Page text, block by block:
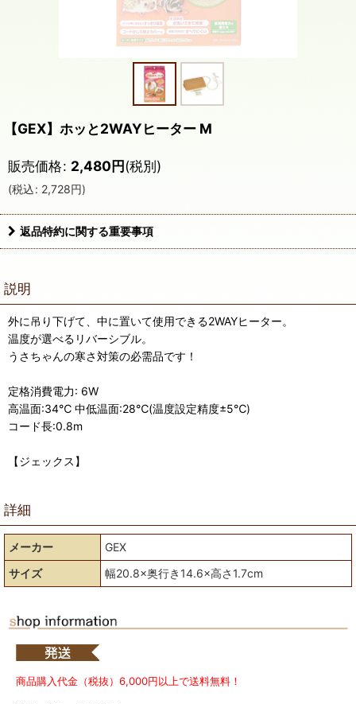
【GEX】ホッと2WAYヒーター M
販売価格: 2,480円(税別)
(税込: 2,728円)
返品特約に関する重要事項
説明
外に吊り下げて、中に置いて使用できる2WAYヒーター。
温度が選べるリバーシブル。
うさちゃんの寒さ対策の必需品です！
定格消費電力: 6W
高温面:34℃ 中低温面:28℃(温度設定精度±5℃)
コード長:0.8m
【ジェックス】
詳細
メーカー
GEX
サイズ
幅20.8×奥行き14.6×高さ1.7cm
商品購入代金（税抜）6,000円以上で送料無料！